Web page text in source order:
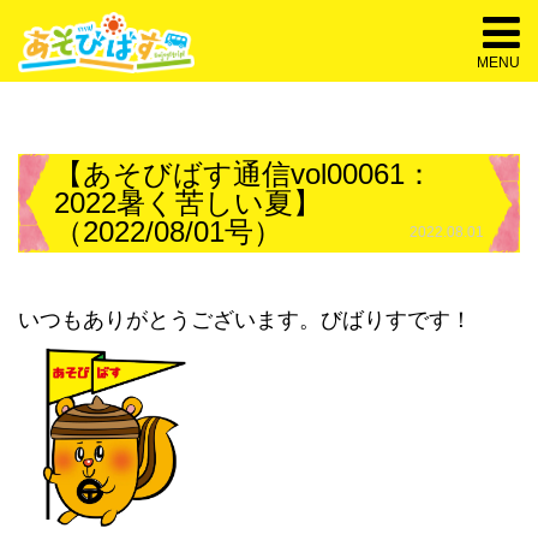
MENU
【あそびばす通信vol00061：
2022暑く苦しい夏】
（2022/08/01号）
2022.08.01
いつもありがとうございます。びばりすです！